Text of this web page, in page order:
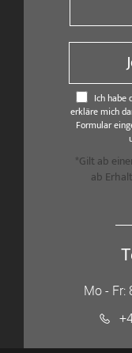
Ich habe
erkläre mich
Formular
*Gilt ab
ab
Mo - Fr: